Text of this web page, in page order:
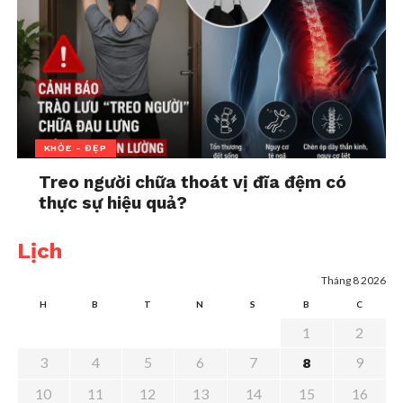
chọn lọc. Nếu bạn đang có bất kỳ vấn đề tiêu hóa, dạ
dày hay bệnh lý nền nào, hãy tham khảo ý kiến bác
sĩ trước khi áp dụng bất kỳ chế độ nào liên quan
đến ăn uống, dù là một ly nước chanh.
thời sự. Bên cạnh việc phản ánh những vấn đề
đang được xã hội quan tâm. Lời Cảnh Báo còn cung
KHỎE - ĐẸP
Treo người chữa thoát vị đĩa đệm có
thực sự hiệu quả?
Lịch
Tháng 8 2026
H B T N S B C
1
2
3
4 5 6 7 8
9
10
11 12 13 14 15 16